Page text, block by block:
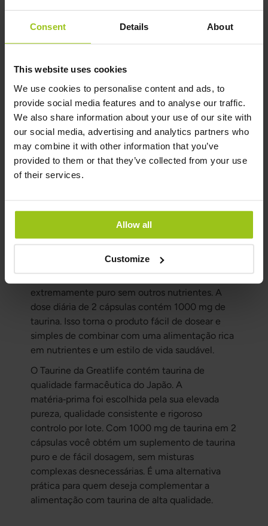
Consent Details About
This website uses cookies
We use cookies to personalise content and ads, to
provide social media features and to analyse our traffic.
We also share information about your use of our site with
our social media, advertising and analytics partners who
may combine it with other information that you’ve
provided to them or that they’ve collected from your use
of their services.
Allow all
Customize
estômago vazio, mas também pode ser tomada
juntamente com uma refeição mais leve em
caso de estômago sensível. A taurina é absorvida
transporte que também são influenciados por
outros nutrientes. Quando a taurina é tomada
sem alimentos, a absorção é frequentemente
mais previsível, uma vez que não se mistura com
maiores quantidades de proteínas, minerais,
gorduras e outros aminoácidos da refeição. Isso
pode ser particularmente relevante se o objetivo
for tomá‑la à noite e obter uma ingestão
Por que escolher o Taurine da
extremamente puro sem outros nutrientes. A
dose diária de 2 cápsulas contém 1000 mg de
taurina. Isso torna o produto fácil de dosear e
simples de combinar com uma alimentação rica
em nutrientes e um estilo de vida saudável.
O Taurine da Greatlife contém taurina de
qualidade farmacêutica do Japão. A
matéria‑prima foi escolhida pela sua elevada
pureza, qualidade consistente e rigoroso
controlo por lote. Com 1000 mg de taurina em 2
cápsulas você obtém um suplemento de taurina
puro e de fácil dosagem, sem misturas
complexas desnecessárias. É uma alternativa
prática para quem deseja complementar a
alimentação com taurina de alta qualidade.